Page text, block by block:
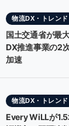
物流DX・トレンド
国土交通省が最
DX推進事業の2
加速
物流DX・トレンド
Every WiLLが